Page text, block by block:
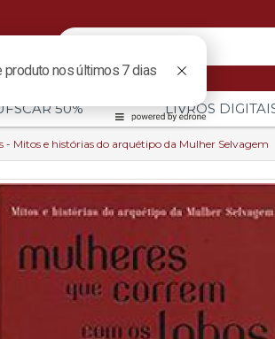
50% LIVROS
- Mitos e histórias do arquétipo da Mulher Selvagem